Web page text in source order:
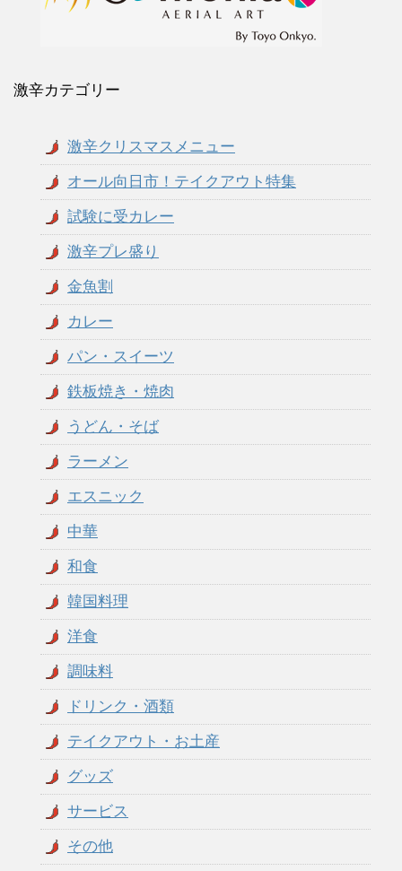
激辛カテゴリー
激辛クリスマスメニュー
オール向日市！テイクアウト特集
試験に受カレー
激辛プレ盛り
金魚割
カレー
パン・スイーツ
鉄板焼き・焼肉
うどん・そば
ラーメン
エスニック
中華
和食
韓国料理
洋食
調味料
ドリンク・酒類
テイクアウト・お土産
グッズ
サービス
その他